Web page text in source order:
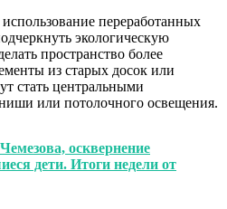
переработанных
экологическую
пространство более
из старых досок или
стать центральными
или потолочного освещения.
осквернение
дети. Итоги недели от